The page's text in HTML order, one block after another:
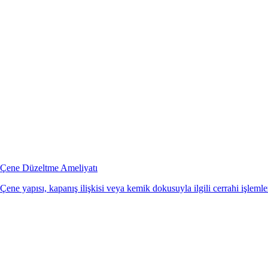
Çene Düzeltme Ameliyatı
Çene yapısı, kapanış ilişkisi veya kemik dokusuyla ilgili cerrahi